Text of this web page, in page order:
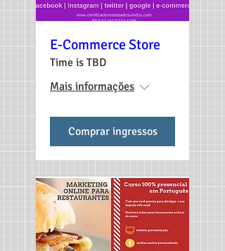
E-Commerce Store
Time is TBD
Mais informações
Comprar ingressos